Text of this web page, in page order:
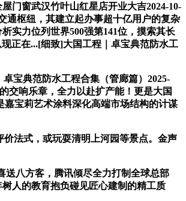
门窗武汉竹叶山红星店开业大吉2024-10-
通枢纽，其建立起办事超十亿用户的复杂
实力位列世界500强第141位，摸索其长
正在...[细致]大国工程｜卓宝典范防水工
宝典范防水工程合集（管廊篇）2025-
交响乐章，全力以赴扩产能！更是大国
嘉宝莉艺术涂料深化高端市场结构的计谋
法式，或玩耍清明上河园等景点。金声
八方客，腾讯倾尽全力打制全球总部
人的教育抱负碰见匠心建制的精工质